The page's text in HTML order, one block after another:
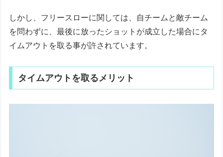
しかし、フリースローに関しては、自チームと敵チーム
を問わずに、最後に放ったショットが成立した場合にタ
イムアウトを取る事が許されています。
タイムアウトを取るメリット